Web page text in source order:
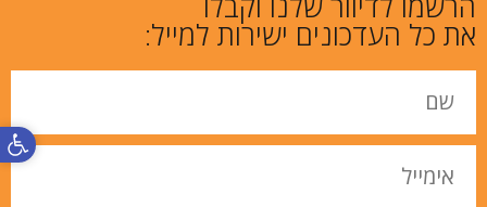
פתח
את כל העדכונים ישירות למייל: